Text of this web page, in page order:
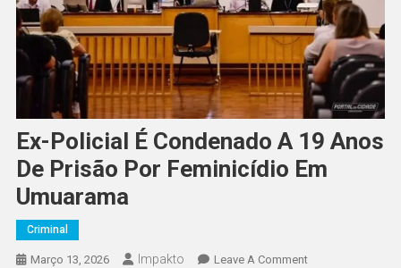
Ex-Policial É Condenado A 19 Anos
De Prisão Por Feminicídio Em
Umuarama
Criminal
Março 13, 2026 Impakto Leave A CommentOn